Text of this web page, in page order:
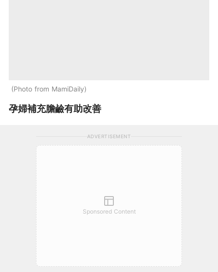
Photo from MamiDaily
孕婦補充膽鹼有助改善
ADVERTISEMENT
Sponsored Content